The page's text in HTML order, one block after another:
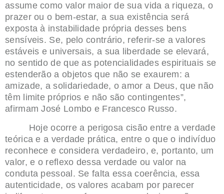
assume como valor maior de sua vida a riqueza, o
prazer ou o bem-estar, a sua existência será
exposta à instabilidade própria desses bens
sensíveis. Se, pelo contrário, referir-se a valores
estáveis e universais, a sua liberdade se elevará,
no sentido de que as potencialidades espirituais se
estenderão a objetos que não se exaurem: a
amizade, a solidariedade, o amor a Deus, que não
têm limite próprios e não são contingentes”,
afirmam José Lombo e Francesco Russo.
Hoje ocorre a perigosa cisão entre a verdade
teórica e a verdade prática, entre o que o indivíduo
reconhece e considera verdadeiro, e, portanto, um
valor, e o reflexo dessa verdade ou valor na
conduta pessoal. Se falta essa coerência, essa
autenticidade, os valores acabam por parecer